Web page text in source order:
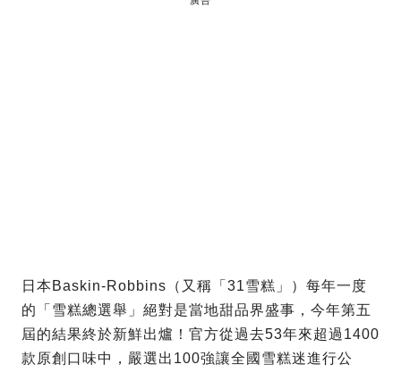
日本Baskin-Robbins（又稱「31雪糕」）每年一度
的「雪糕總選舉」絕對是當地甜品界盛事，今年第五
屆的結果終於新鮮出爐！官方從過去53年來超過1400
款原創口味中，嚴選出100強讓全國雪糕迷進行公